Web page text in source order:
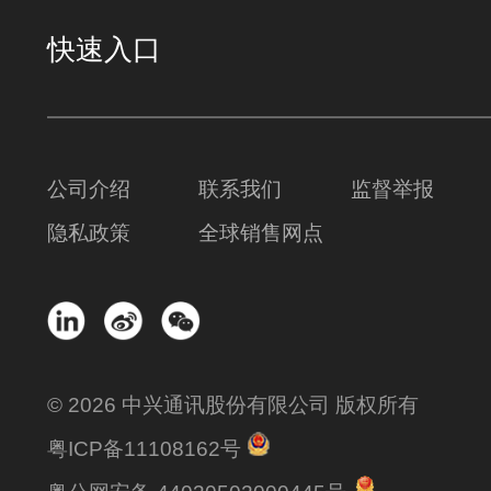
快速入口
公司介绍 联系我们
监督举报
隐私政策
全球销售网点
© 2026 中兴通讯股份有限公司 版权所有
粤ICP备11108162号